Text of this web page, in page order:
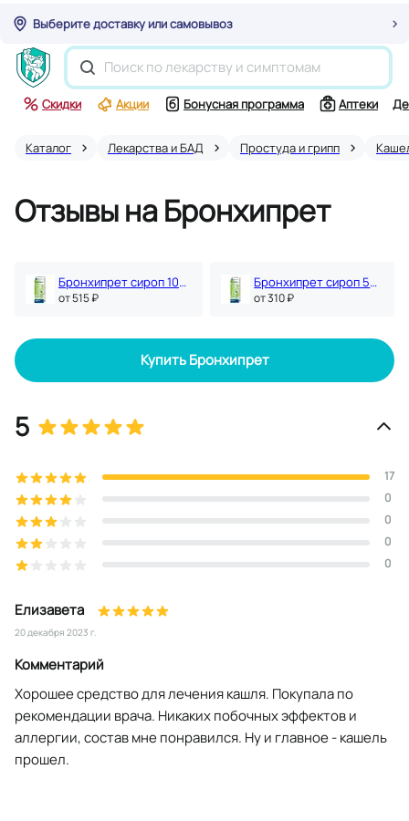
Выберите доставку или самовывоз
Скидки Акции Бонусная программа Аптеки
Каталог Лекарства и БАД Простуда и грипп
Отзывы на Бронхипрет
Бронхипрет сироп 100 мл
oт 515 ₽
Бронхипрет сироп 50 мл
oт 310 ₽
Елизавета
20 декабря 2023 г.
Комментарий
Хорошее средство для лечения кашля. Покупала по
рекомендации врача. Никаких побочных эффектов и
аллергии, состав мне понравился. Ну и главное - кашель
прошел.
Купить Бронхипрет
5
17
0
0
0
0